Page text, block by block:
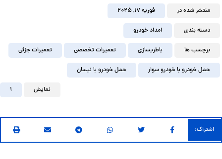
منتشر شده در فوریه ۱۷, ۲۰۲۵
دسته بندی امداد خودرو
برچسب ها باطریسازی تعمیرات تخصصی تعمیرات جزئی
حمل خودرو با خودرو سوار حمل خودرو با نیسان
نمایش 1